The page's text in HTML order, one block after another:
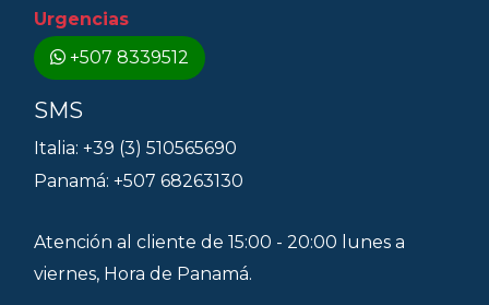
Urgencias
+507 8339512
SMS
Italia: +39 (3) 510565690
Panamá: +507 68263130
Atención al cliente de 15:00 - 20:00 lunes a
viernes, Hora de Panamá.